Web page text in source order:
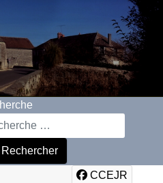
Rechercher
CCEJR